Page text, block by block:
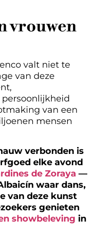
vrouwen
valt niet te
van deze
van een
mensen
verbonden is
elke avond
de Zoraya —
waar dans,
van deze kunst
genieten
showbeleving in